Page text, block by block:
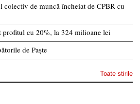
colectiv de muncă încheiat de CPBR cu
profitul cu 20%, la 324 milioane lei
de Paște
Toate stirile